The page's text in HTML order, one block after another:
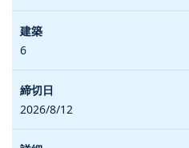
6
2026/8/12